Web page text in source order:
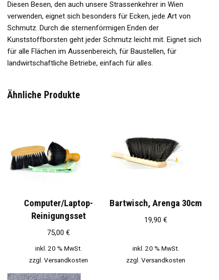
Diesen Besen, den auch unsere Strassenkehrer in Wien
verwenden, eignet sich besonders für Ecken, jede Art von
Schmutz. Durch die sternenförmigen Enden der
Kunststoffborsten geht jeder Schmutz leicht mit. Eignet sich
für alle Flächen im Aussenbereich, für Baustellen, für
landwirtschaftliche Betriebe, einfach für alles.
Ähnliche Produkte
Computer/Laptop-
Reinigungsset
75,00 €
inkl. 20 % MwSt.
zzgl. Versandkosten
Bartwisch, Arenga 30cm
19,90 €
inkl. 20 % MwSt.
zzgl. Versandkosten